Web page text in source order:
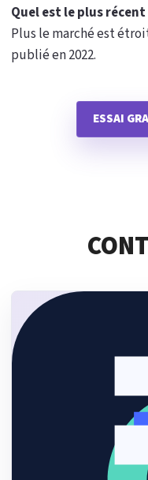
Quel est le plus
Plus le marché est
publié en 2022.
ESSAI